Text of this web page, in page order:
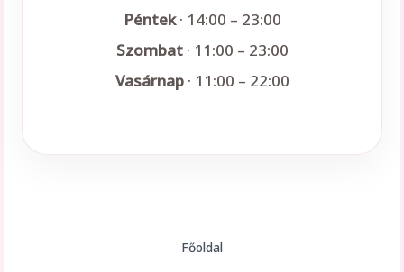
Péntek· 14:00 – 23:00
Szombat· 11:00 – 23:00
Vasárnap· 11:00 – 22:00
Főoldal